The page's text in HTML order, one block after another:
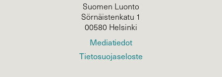
Suomen Luonto
Sörnäistenkatu 1
00580 Helsinki
Mediatiedot
Tietosuojaseloste